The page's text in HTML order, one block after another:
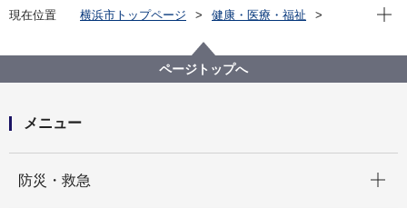
現在位置 横浜市トップページ
健康・医療・福祉
障害者差別解消法への対応
精神障害
（障害者差別事例20）精神障害 その他
現在
ページトップへ
メニュー
防災・救急